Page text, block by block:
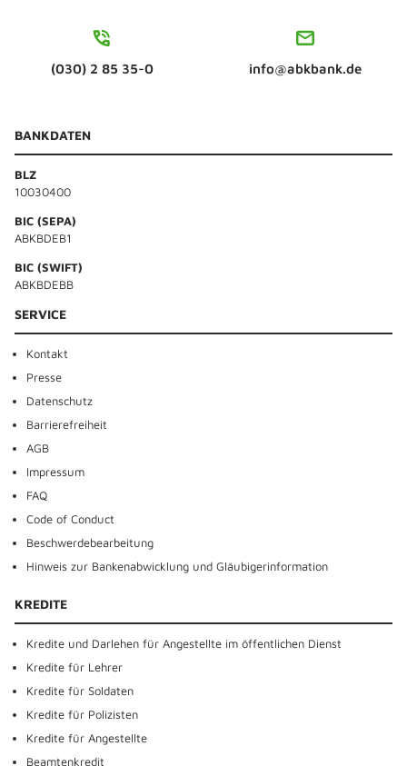
(030) 2 85 35-0 info@abkbank.de
BANKDATEN
BLZ
10030400
BIC (SEPA)
ABKBDEB1
BIC (SWIFT)
ABKBDEBB
SERVICE
Kontakt
Presse
Datenschutz
Barrierefreiheit
AGB
Impressum
FAQ
Code of Conduct
Beschwerdebearbeitung
Hinweis zur Bankenabwicklung und Gläubigerinformation
KREDITE
Kredite und Darlehen für Angestellte im öffentlichen Dienst
Kredite für Lehrer
Kredite für Soldaten
Kredite für Polizisten
Kredite für Angestellte
Beamtenkredit